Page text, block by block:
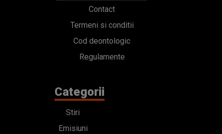
Contact
Termeni si conditii
Cod deontologic
Regulamente
Categorii
Stiri
Emisiuni